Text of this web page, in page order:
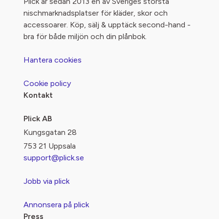
nischmarknadsplatser för kläder, skor och
accessoarer. Köp, sälj & upptäck second-hand -
bra för både miljön och din plånbok.
Hantera cookies
Cookie policy
Kontakt
Plick AB
Kungsgatan 28
753 21 Uppsala
support@plick.se
Jobb via plick
Annonsera på plick
Press